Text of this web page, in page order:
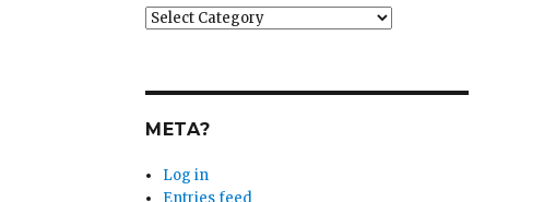
Afficher
META?
Log in
Entries feed